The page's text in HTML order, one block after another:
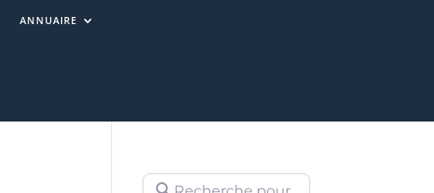
ANNUAIRE
Recherche pour